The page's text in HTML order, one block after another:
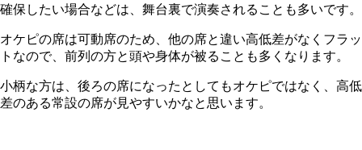
確保したい場合などは、舞台裏で演奏されることも多いです。
オケピの席は可動席のため、他の席と違い高低差がなくフラッ
トなので、前列の方と頭や身体が被ることも多くなります。
小柄な方は、後ろの席になったとしてもオケピではなく、高低
差のある常設の席が見やすいかなと思います。